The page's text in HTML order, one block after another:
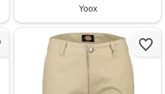
Yoox